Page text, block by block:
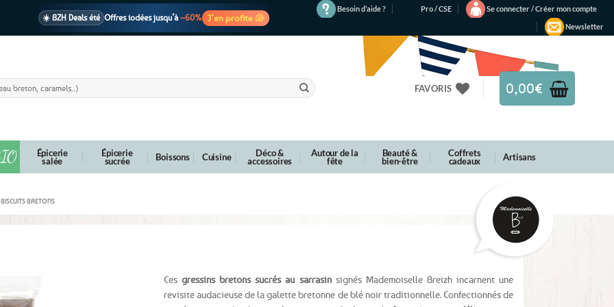
☀️ BZH Deals été Offres iodées jusqu’à –60% J’en profite 🐚
Besoin d’aide ? Pro / CSE
Se connecter / Créer mon compte
Newsletter
FAVORIS 0,00€
Épicerie
salée
Épicerie
sucrée Boissons Cuisine Déco &
accessoires
Autour de la
fête
Beauté &
bien-être
Coffrets
cadeaux Artisans
BRETONS
Cesgressins bretons sucrés au sarrasinsignés Mademoiselle Breizh incarnent une
revisite audacieuse de la galette bretonne de blé noir traditionnelle. Confectionnés de